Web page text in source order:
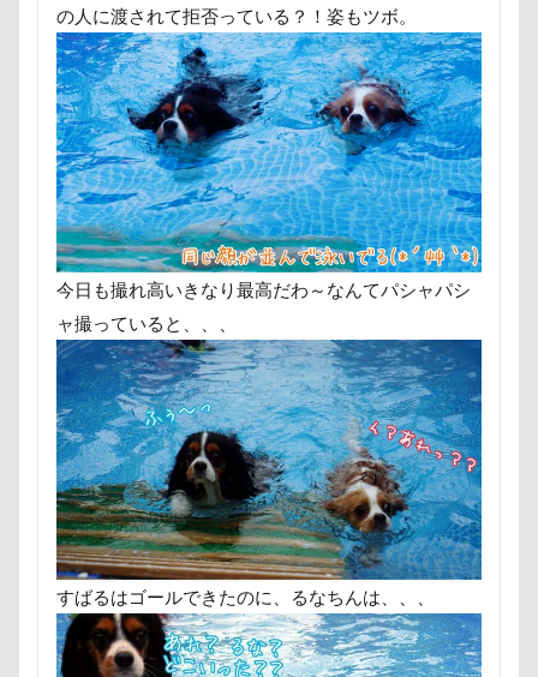
の人に渡されて拒否っている？！姿もツボ。
今日も撮れ高いきなり最高だわ～なんてパシャパシ
ャ撮っていると、、、
すばるはゴールできたのに、るなちんは、、、
お正月写真
お嬢
お土産 いとこ
W-03 Class10
ViViくん
TOTO
TOSHIBA
Surface Pro 4
Simplers
SEL35F18 SA
Wanday
いたずらっこ
あおい
あすかちゃん
あごのせ
【細糸】マリンワッペン付しましまサマー
フィギュア
ディーンくん
デニムくん
デックス東京ビーチ
ディナー
ディアーホーン
テディベアミュージアム
テディベア
ドッグタイムレース
ドッグランキャ
ドッグプリントロングスリーブTシャツ
ドッグデプト
ドッグダンス
ドッグカフェ
トレーニング
トリックアート
トラクター